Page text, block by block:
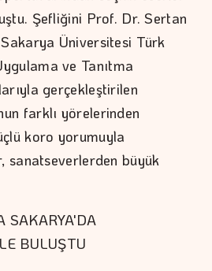
Şefliğini Prof. Dr. Sertan
Üniversitesi Türk
ve Tanıtma
gerçekleştirilen
farklı yörelerinden
koro yorumuyla
sanatseverlerden büyük
SAKARYA'DA
BULUŞTU